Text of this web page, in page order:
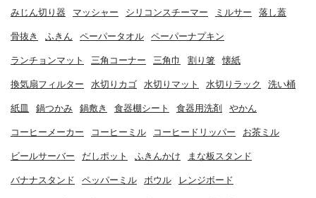
みじん切り器 マッシャー シリコンスチーマー ミルサー 落し蓋
骨抜き ふきん ペーパータオル ペーパーナプキン
ランチョンマット 三角コーナー 三角巾 割り箸 懐紙
換気扇フィルター 水切りカゴ 水切りマット 水切りラック 洗い桶
紙皿 鍋つかみ 鍋敷き 食器棚シート 食器用洗剤 やかん
コーヒーメーカー コーヒーミル コーヒードリッパー お茶ミル
ビールサーバー だしポット ふきんかけ まな板スタンド
バナナスタンド ペッパーミル ボウル レンジボード